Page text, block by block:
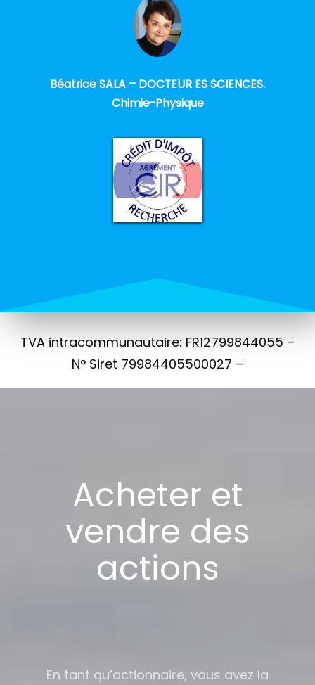
Béatrice SALA – DOCTEUR ES SCIENCES.
Chimie-Physique
TVA intracommunautaire: FR12799844055 –
N° Siret 79984405500027 –
Acheter et
vendre des
actions
En tant qu’actionnaire, vous avez la